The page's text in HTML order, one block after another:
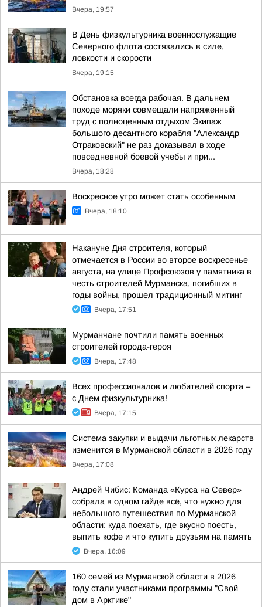
Вчера, 19:57
В День физкультурника военнослужащие
Северного флота состязались в силе,
ловкости и скорости
Вчера, 19:15
Обстановка всегда рабочая. В дальнем
походе моряки совмещали напряженный
труд с полноценным отдыхом Экипаж
большого десантного корабля "Александр
Отраковский" не раз доказывал в ходе
повседневной боевой учебы и при...
Вчера, 18:28
Воскресное утро может стать особенным
Вчера, 18:10
Накануне Дня строителя, который
отмечается в России во второе воскресенье
августа, на улице Профсоюзов у памятника в
честь строителей Мурманска, погибших в
годы войны, прошел традиционный митинг
Вчера, 17:51
Мурманчане почтили память военных
строителей города-героя
Вчера, 17:48
Всех профессионалов и любителей спорта –
с Днем физкультурника!
Вчера, 17:15
Система закупки и выдачи льготных лекарств
изменится в Мурманской области в 2026 году
Вчера, 17:08
Андрей Чибис: Команда «Курса на Север»
собрала в одном гайде всё, что нужно для
небольшого путешествия по Мурманской
области: куда поехать, где вкусно поесть,
выпить кофе и что купить друзьям на память
Вчера, 16:09
160 семей из Мурманской области в 2026
году стали участниками программы "Свой
дом в Арктике"